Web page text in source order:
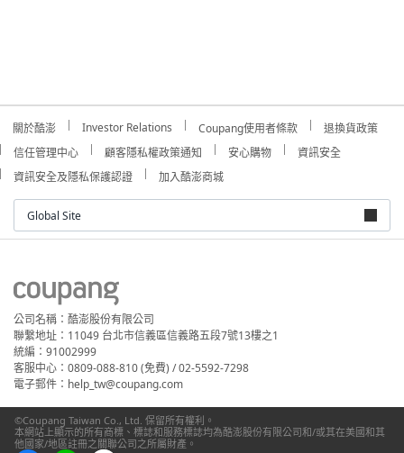
關於酷澎 Investor Relations Coupang使用者條款
退換貨政策
信任管理中心
顧客隱私權政策通知 安心購物
資訊安全
資訊安全及隱私保護認證
加入酷澎商城
Global Site
公司名稱：酷澎股份有限公司
聯繫地址：11049 台北市信義區信義路五段7號13樓之1
統編：91002999
客服中心：0809-088-810 (免費) / 02-5592-7298
電子郵件：help_tw@coupang.com
©Coupang Taiwan Co., Ltd. 保留所有權利。
本網站上顯示的所有商標、標誌和服務標誌均為酷澎股份有限公司和/或其在美國和其
他國家/地區註冊之關聯公司之所屬財產。